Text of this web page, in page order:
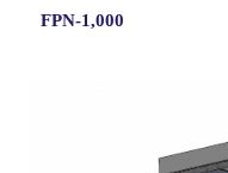
FPN-1,000